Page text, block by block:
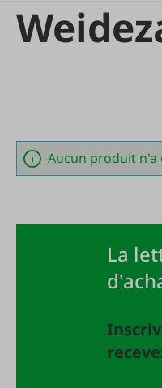
Aucun produit n'a
La